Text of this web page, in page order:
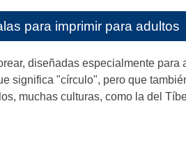
para imprimir para adultos
diseñadas especialmente para
significa "círculo", pero que
muchas culturas, como la del